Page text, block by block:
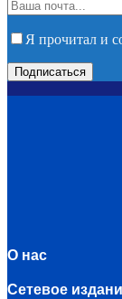
Я прочитал и
О нас
Сетевое